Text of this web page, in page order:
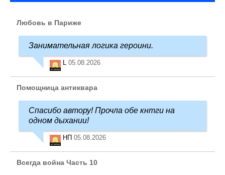
Любовь в Париже
Занимательная логика героини.
L 05.08.2026
Помощница антиквара
Спасибо автору! Прочла обе кнтги на
одном дыхании!
НП 05.08.2026
Всегда война Часть 10